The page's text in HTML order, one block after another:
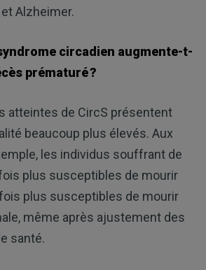
Alzheimer.
circadien augmente-t-
prématuré ?
atteintes de CircS présentent
beaucoup plus élevés. Aux
les individus souffrant de
plus susceptibles de mourir
plus susceptibles de mourir
même après ajustement des
santé.